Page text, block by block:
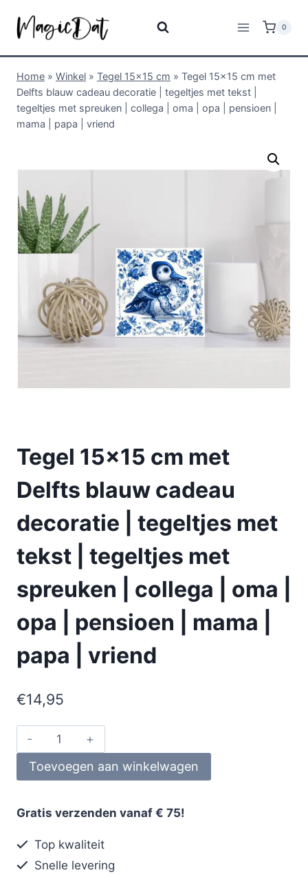
0
Home » Winkel » Tegel 15x15 cm » Tegel 15×15 cm met
Delfts blauw cadeau decoratie | tegeltjes met tekst |
tegeltjes met spreuken | collega | oma | opa | pensioen |
mama | papa | vriend
Tegel 15×15 cm met
Delfts blauw cadeau
decoratie | tegeltjes met
tekst | tegeltjes met
spreuken | collega | oma |
opa | pensioen | mama |
papa | vriend
€14,95
Toevoegen aan winkelwagen
Gratis verzenden vanaf € 75!
Top kwaliteit
Snelle levering